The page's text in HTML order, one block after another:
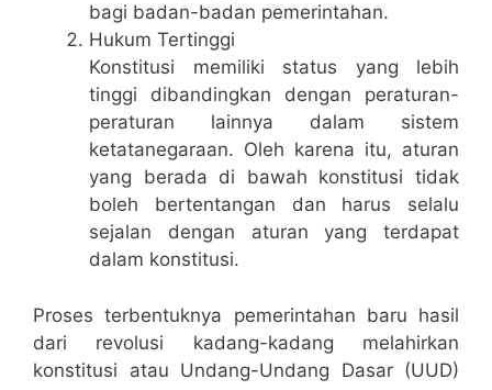
bagi badan-badan pemerintahan.
Hukum Tertinggi
Konstitusi memiliki status yang lebih
tinggi dibandingkan dengan peraturan-
peraturan lainnya dalam sistem
ketatanegaraan. Oleh karena itu, aturan
yang berada di bawah konstitusi tidak
boleh bertentangan dan harus selalu
sejalan dengan aturan yang terdapat
dalam konstitusi.
Proses terbentuknya pemerintahan baru hasil
dari revolusi kadang-kadang melahirkan
konstitusi atau Undang-Undang Dasar (UUD)